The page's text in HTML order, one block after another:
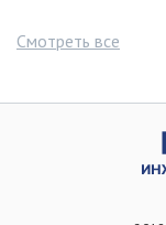
Смотреть все